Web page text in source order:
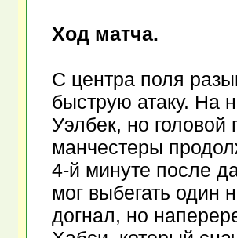
Ход матча.
С центра поля
быструю атаку. На
Уэлбек, но
манчестеры
4-й минуте после
мог выбегать один
догнал, но